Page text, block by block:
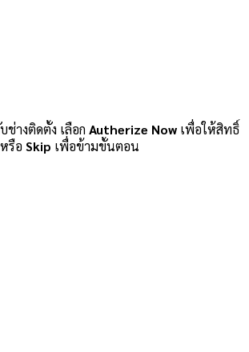
ช่างติดตั้ง เลือก Autherize Now เพื่อให้สิทธิ์
หรือ Skip เพื่อข้ามขั้นตอน